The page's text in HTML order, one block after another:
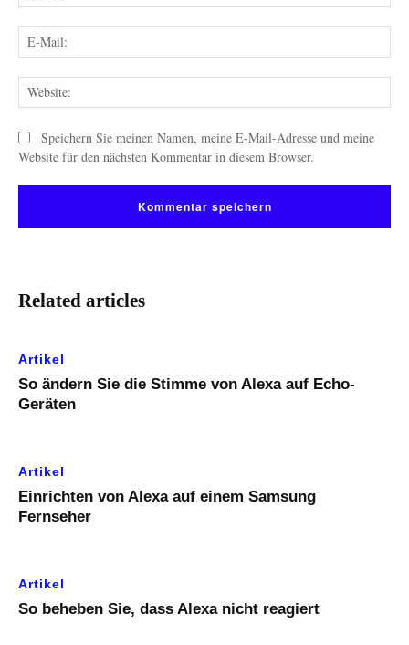
Speichern Sie meinen Namen, meine E-Mail-Adresse und meine
Website für den nächsten Kommentar in diesem Browser.
Related articles
Artikel
So ändern Sie die Stimme von Alexa auf Echo-
Geräten
Artikel
Einrichten von Alexa auf einem Samsung
Fernseher
Artikel
So beheben Sie, dass Alexa nicht reagiert